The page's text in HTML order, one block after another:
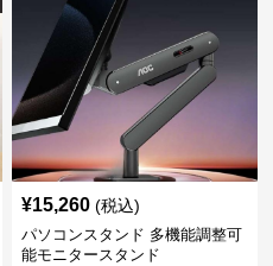
¥15,260 (税込)
パソコンスタンド 多機能調整可
能モニタースタンド